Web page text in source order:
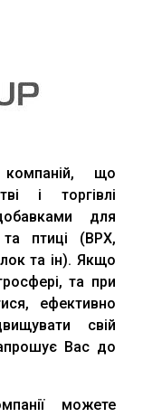
що
і торгівлі
для
та птиці (ВРХ,
та ін). Якщо
та при
ефективно
свій
Вас до
можете